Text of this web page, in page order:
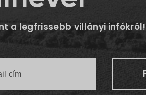
a legfrissebb villányi infókról!